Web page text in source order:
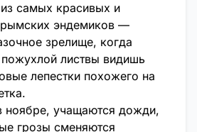
из самых красивых и
эндемиков —
зрелище, когда
листвы видишь
лепестки похожего на
ноябре, учащаются дожди,
грозы сменяются